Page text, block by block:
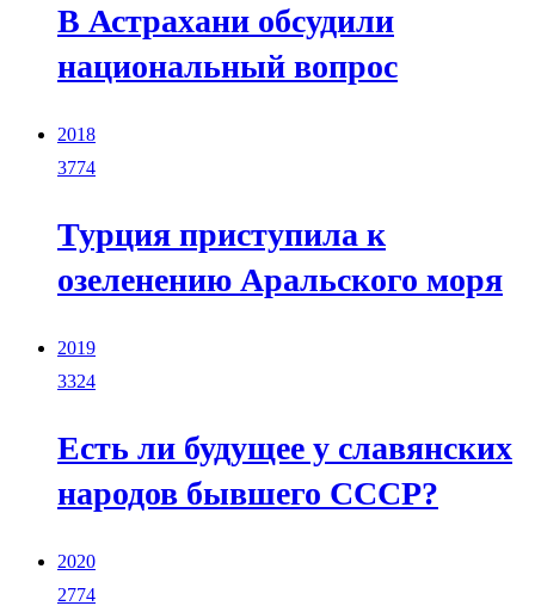
В Астрахани обсудили
национальный вопрос
2018
3774
Турция приступила к
озеленению Аральского моря
2019
3324
Есть ли будущее у славянских
народов бывшего СССР?
2020
2774